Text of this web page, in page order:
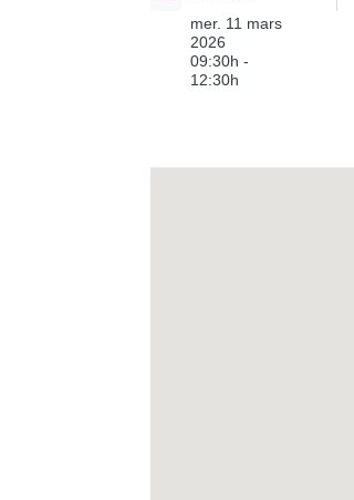
mer. 11 mars
2026
09:30h -
12:30h